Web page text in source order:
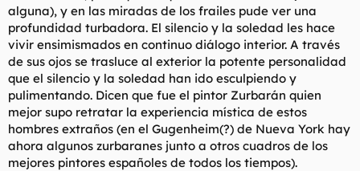
alguna), y en las miradas de los frailes pude ver una
profundidad turbadora. El silencio y la soledad les hace
vivir ensimismados en continuo diálogo interior. A través
de sus ojos se trasluce al exterior la potente personalidad
que el silencio y la soledad han ido esculpiendo y
pulimentando. Dicen que fue el pintor Zurbarán quien
mejor supo retratar la experiencia mística de estos
hombres extraños (en el Gugenheim(?) de Nueva York hay
ahora algunos zurbaranes junto a otros cuadros de los
mejores pintores españoles de todos los tiempos).